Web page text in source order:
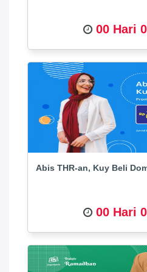
00 Hari
Abis THR-an, Kuy Beli
00 Hari